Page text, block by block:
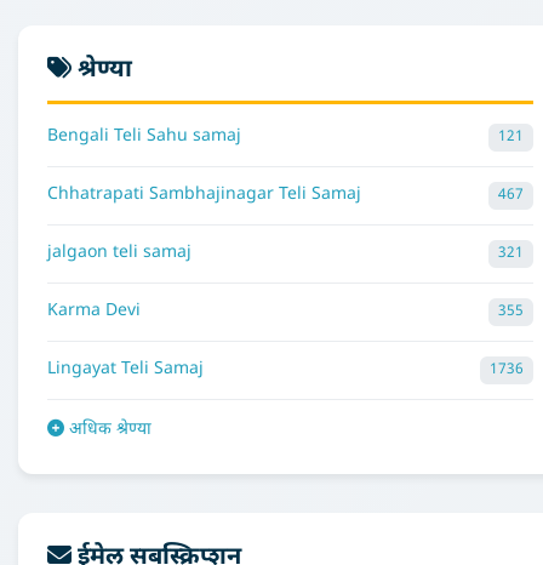
श्रेण्या
Bengali Teli Sahu samaj 121
Chhatrapati Sambhajinagar Teli Samaj 467
jalgaon teli samaj 321
Karma Devi 355
Lingayat Teli Samaj 1736
अधिक श्रेण्या
ईमेल सबस्क्रिप्शन